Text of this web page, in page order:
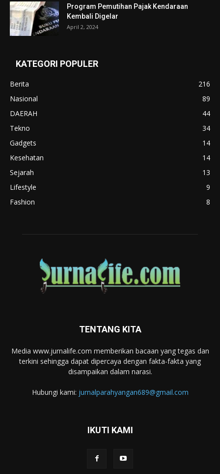
Program Pemutihan Pajak Kendaraan
Kembali Digelar
April 2, 2024
KATEGORI POPULER
Berita
216
Nasional
89
DAERAH
44
Tekno
34
Gadgets
14
Kesehatan
14
Sejarah
13
Lifestyle
9
Fashion
8
TENTANG KITA
Media www.jurnalife.com memberikan bacaan yang tegas dan
terkini sehingga dapat dipercaya dengan fakta-fakta yang
disampaikan dalam narasi.
Hubungi kami: jurnalparahyangan689@gmail.com
IKUTI KAMI